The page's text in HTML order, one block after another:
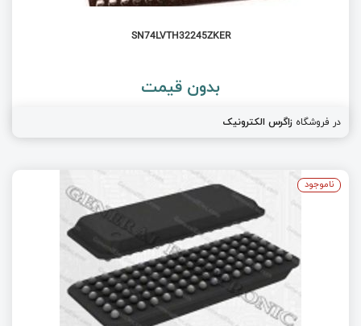
SN74LVTH32245ZKER
بدون قیمت
در فروشگاه زاگرس الکترونیک
ناموجود